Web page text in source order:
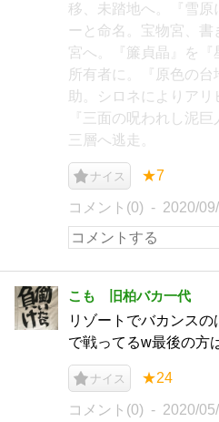
移、未踏地へ。『雪原
ーと命名。宝物宮、
宮へ。『簾貞晶』を『
所有者に。『原色の
助。シロネによりアリ
『三面の呪われし泥
三層へ逃走。
ナイス ★7
コメント(0) 2020/
こも 旧柏バカ一代
リゾートでバカンス
で戦ってるw最後の方
ナイス ★24
コメント(0) 2020/